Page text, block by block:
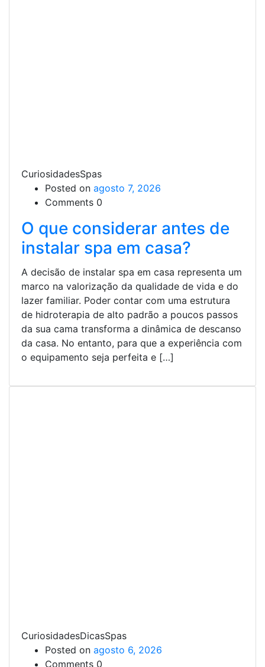
CuriosidadesSpas
Posted on agosto 7, 2026
Comments 0
O que considerar antes de
instalar spa em casa?
A decisão de instalar spa em casa representa um
marco na valorização da qualidade de vida e do
lazer familiar. Poder contar com uma estrutura
de hidroterapia de alto padrão a poucos passos
da sua cama transforma a dinâmica de descanso
da casa. No entanto, para que a experiência com
o equipamento seja perfeita e […]
CuriosidadesDicasSpas
Posted on agosto 6, 2026
Comments 0